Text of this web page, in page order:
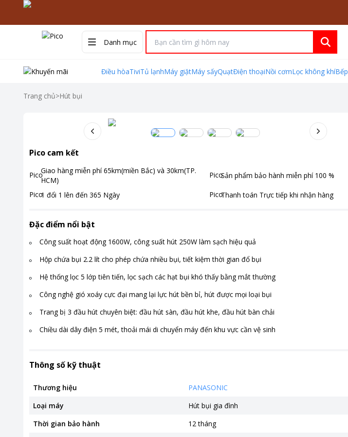
Danh mục
Điều hòaTiviTủ lạnhMáy giặtMáy sấyQuạtĐiện thoạiNồi cơmLọc không khíBếp
Trang chủ>Hút bụi
Pico cam kết
Giao hàng miễn phí 65km(miền Bắc) và 30km(TP.
HCM)
Sản phẩm bảo hành miễn phí 100 %
1 đổi 1 lên đến 365 Ngày Thanh toán Trực tiếp khi nhận hàng
Đặc điểm nổi bật
Công suất hoạt động 1600W, công suất hút 250W làm sạch hiệu quả
Hộp chứa bụi 2.2 lít cho phép chứa nhiều bụi, tiết kiệm thời gian đổ bụi
Hệ thống lọc 5 lớp tiên tiến, lọc sạch các hạt bụi khó thấy bằng mắt thường
Công nghệ gió xoáy cực đại mang lại lực hút bền bỉ, hút được mọi loại bụi
Trang bị 3 đầu hút chuyên biệt: đầu hút sàn, đầu hút khe, đầu hút bàn chải
Chiều dài dây điện 5 mét, thoải mái di chuyển máy đến khu vực cần vệ sinh
Thông số kỹ thuật
Thương hiệu
PANASONIC
Loại máy
Hút bụi gia đình
Thời gian bảo hành
12 tháng